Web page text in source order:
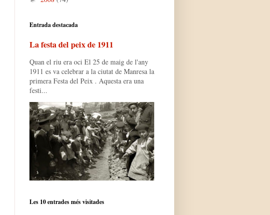
Entrada destacada
La festa del peix de 1911
Quan el riu era oci El 25 de maig de l'any
1911 es va celebrar a la ciutat de Manresa la
primera Festa del Peix . Aquesta era una
festi...
Les 10 entrades més visitades